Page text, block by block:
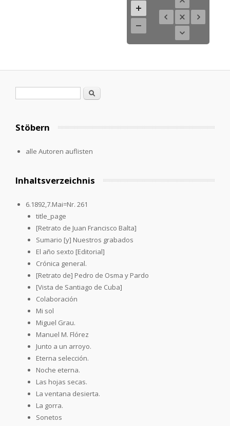
Search
Stöbern
alle Autoren auflisten
Inhaltsverzeichnis
6.1892,7.Mai=Nr. 261
title_page
[Retrato de Juan Francisco Balta]
Sumario [y] Nuestros grabados
El año sexto [Editorial]
Crónica general.
[Retrato de] Pedro de Osma y Pardo
[Vista de Santiago de Cuba]
Colaboración
Mi sol
Miguel Grau.
Manuel M. Flórez
Junto a un arroyo.
Eterna selección.
Noche eterna.
Las hojas secas.
La ventana desierta.
La gorra.
Sonetos